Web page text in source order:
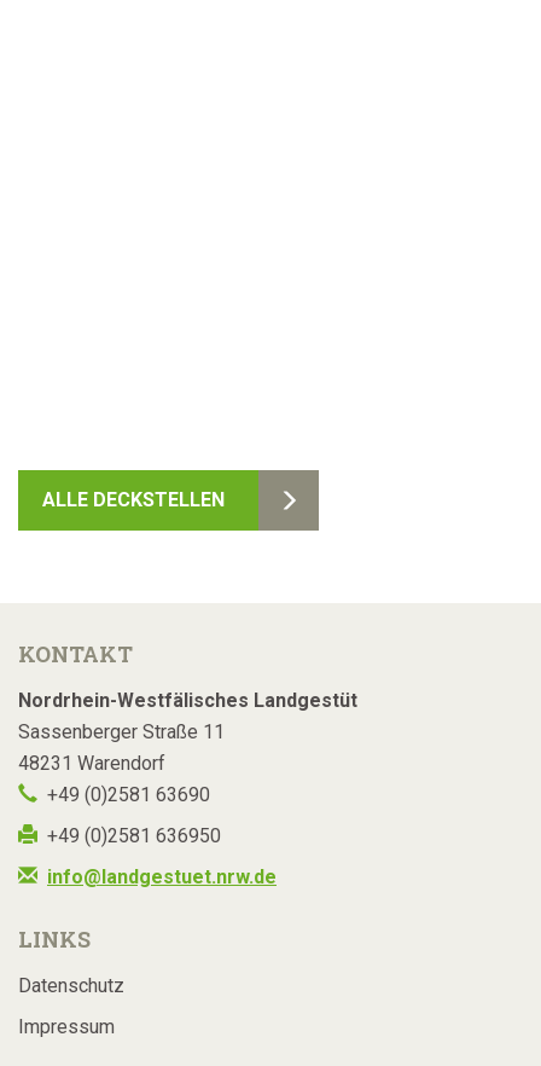
ALLE DECKSTELLEN
KONTAKT
Nordrhein-Westfälisches Landgestüt
Sassenberger Straße 11
48231 Warendorf
+49 (0)2581 63690
+49 (0)2581 636950
info@landgestuet.nrw.de
LINKS
Datenschutz
Impressum